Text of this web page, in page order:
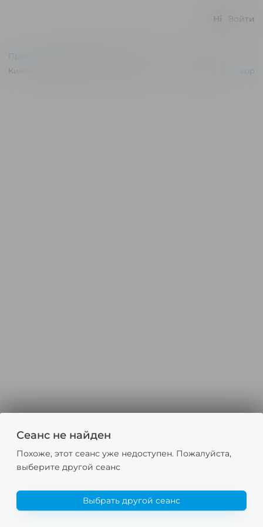
Войти
Правила и соглашения
Киноконцертный зал "Эльдар" © 2026
p24.app
Сеанс не найден
Похоже, этот сеанс уже недоступен. Пожалуйста,
выберите другой сеанс
Выбрать другой сеанс